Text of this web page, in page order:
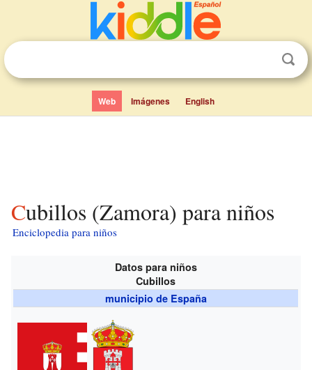
Web Imágenes English
Cubillos (Zamora) para niños
Enciclopedia para niños
Datos para niños
Cubillos
municipio de España